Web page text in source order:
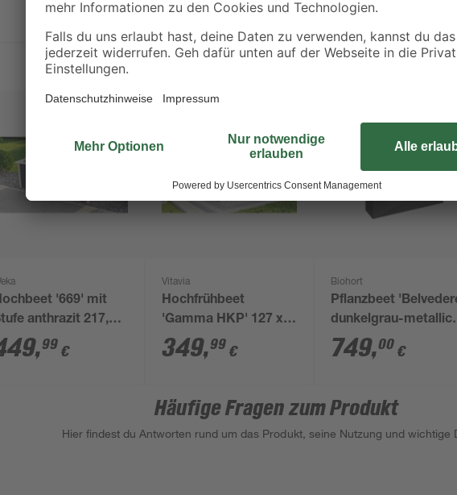
'669' mit
anthrazit 217,6 x
91,7 x 58/81 cm
,99 €
Vitavia
Hochfrühbeet
'Gamma HKP' 127 x
134,5 x 89 cm
aluminiumfarben
349,99 €
Biohort
Pflanzbeet
dunkelgrau-metallic
201 x 53 x 77 cm
749,00 €
Häufige Fragen zum Produkt
Hier findest du Antworten rund um das Produkt, seine Nutzung und wichtige